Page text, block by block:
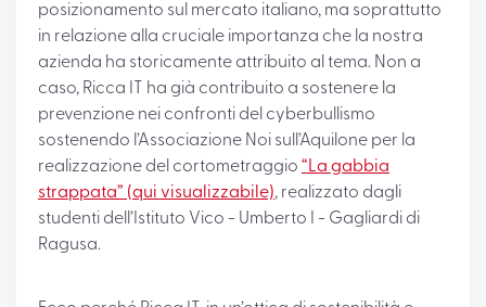
posizionamento sul mercato italiano, ma soprattutto
in relazione alla cruciale importanza che la nostra
azienda ha storicamente attribuito al tema. Non a
caso, Ricca IT ha già contribuito a sostenere la
prevenzione nei confronti del cyberbullismo
sostenendo l’Associazione Noi sull’Aquilone per la
realizzazione del cortometraggio “La gabbia
strappata” (qui visualizzabile), realizzato dagli
studenti dell’Istituto Vico - Umberto I - Gagliardi di
Ragusa.